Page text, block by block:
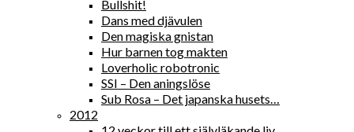
Bullshit!
Dans med djävulen
Den magiska gnistan
Hur barnen tog makten
Loverholic robotronic
SSI – Den aningslöse
Sub Rosa – Det japanska husets…
2012